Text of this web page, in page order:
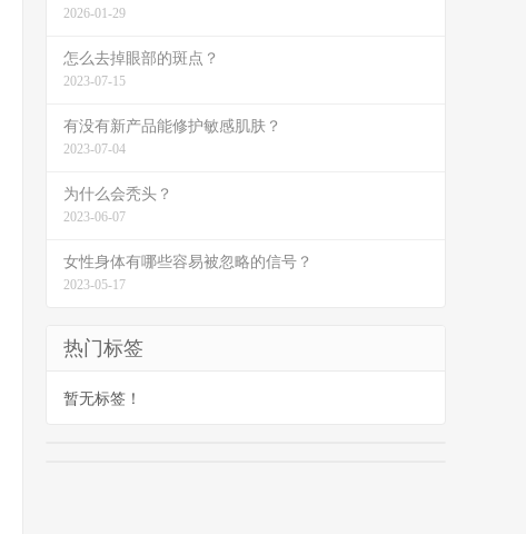
2026-01-29
怎么去掉眼部的斑点？
2023-07-15
有没有新产品能修护敏感肌肤？
2023-07-04
为什么会秃头？
2023-06-07
女性身体有哪些容易被忽略的信号？
2023-05-17
热门标签
暂无标签！